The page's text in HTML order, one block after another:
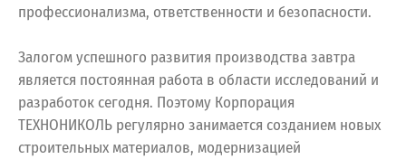
профессионализма, ответственности и безопасности.
Залогом успешного развития производства завтра
является постоянная работа в области исследований и
разработок сегодня. Поэтому Корпорация
ТЕХНОНИКОЛЬ регулярно занимается созданием новых
строительных материалов, модернизацией